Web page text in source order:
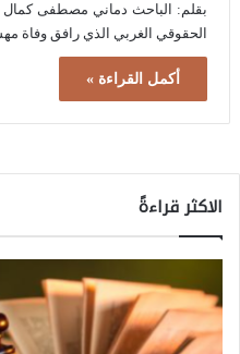
بقلم: الباحث دماني مصطفى
الحقوقي الغربي الذي رافق وفاة
أكمل القراءة »
الاكثر قراءةً